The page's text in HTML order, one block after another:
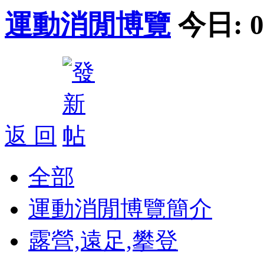
運動消閒博覽 今日: 0
返 回
全部
運動消閒博覽簡介
露營,遠足,攀登